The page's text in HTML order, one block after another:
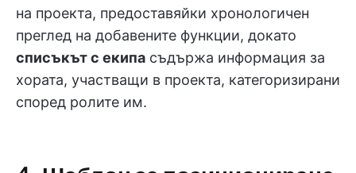
на проекта, предоставяйки хронологичен
преглед на добавените функции, докато
списъкът с екипа съдържа информация за
хората, участващи в проекта, категоризирани
според ролите им.